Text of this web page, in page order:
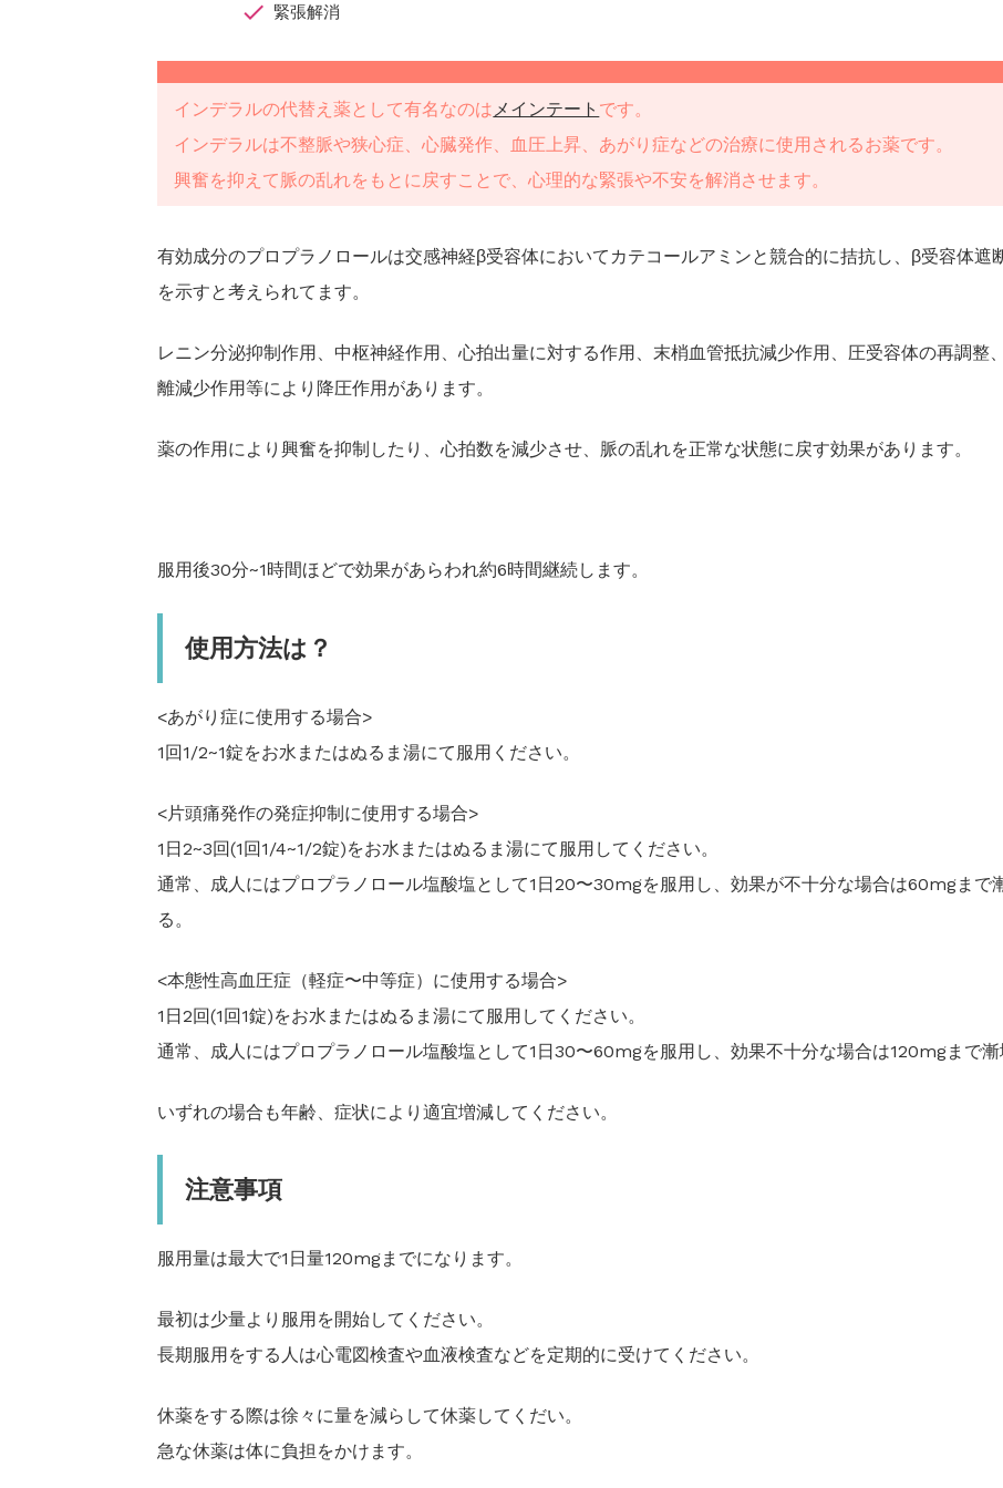
緊張解消
インデラルの代替え薬として有名なのは メインテート です。
インデラルは不整脈や狭心症、心臓発作、血圧上昇、あがり症などの治療に使用されるお薬です。
興奮を抑えて脈の乱れをもとに戻すことで、心理的な緊張や不安を解消させます。
有効成分のプロプラノロールは交感神経β受容体においてカテコールアミンと競合的に拮抗し、β受容体遮
を示すと考えられてます。
レニン分泌抑制作用、中枢神経作用、心拍出量に対する作用、末梢血管抵抗減少作用、圧受容体の再調整
離減少作用等により降圧作用があります。
薬の作用により興奮を抑制したり、心拍数を減少させ、脈の乱れを正常な状態に戻す効果があります。
服用後30分~1時間ほどで効果があらわれ約6時間継続します。
使用方法は？
<あがり症に使用する場合>
1回1/2~1錠をお水またはぬるま湯にて服用ください。
<片頭痛発作の発症抑制に使用する場合>
1日2~3回(1回1/4~1/2錠)をお水またはぬるま湯にて服用してください。
通常、成人にはプロプラノロール塩酸塩として1日20〜30mgを服用し、効果が不十分な場合は60mgまで
る。
<本態性高血圧症（軽症〜中等症）に使用する場合>
1日2回(1回1錠)をお水またはぬるま湯にて服用してください。
通常、成人にはプロプラノロール塩酸塩として1日30〜60mgを服用し、効果不十分な場合は120mgまで漸
いずれの場合も年齢、症状により適宜増減してください。
注意事項
服用量は最大で1日量120mgまでになります。
最初は少量より服用を開始してください。
長期服用をする人は心電図検査や血液検査などを定期的に受けてください。
休薬をする際は徐々に量を減らして休薬してくだい。
急な休薬は体に負担をかけます。